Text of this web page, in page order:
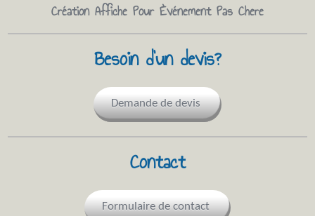
Création Affiche Pour Èvénement Pas Chere
Besoin d'un devis?
Demande de devis
Contact
Formulaire de contact